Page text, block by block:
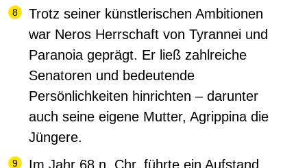
Trotz seiner künstlerischen Ambitionen
war Neros Herrschaft von Tyrannei und
Paranoia geprägt. Er ließ zahlreiche
Senatoren und bedeutende
Persönlichkeiten hinrichten – darunter
auch seine eigene Mutter, Agrippina die
Jüngere.
Im Jahr 68 n. Chr. führte ein Aufstand